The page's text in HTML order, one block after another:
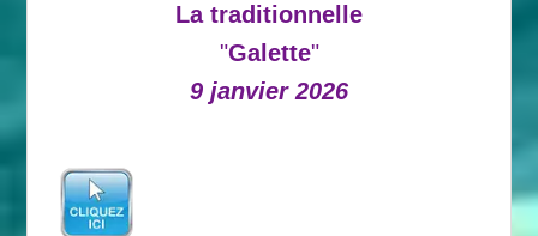
La traditionnelle
"Galette"
9 janvier 2026